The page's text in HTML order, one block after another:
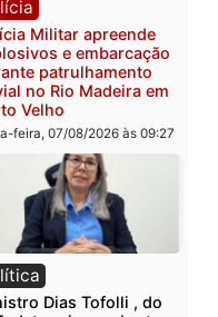
Polícia
operação contra facção
criminosa que atacava
provedores de internet
Rondônia
sexta-feira, 07/08/2026 às